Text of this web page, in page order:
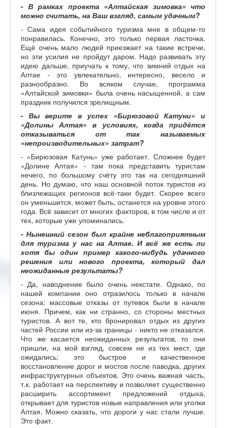
- В рамках проекта «Алтайская зимовка» что
можно считать, на Ваш взгляд, самым удачным?
- Сама идея событийного туризма мне в общем-то
понравилась. Конечно, это только первая ласточка.
Ещё очень мало людей приезжает на такие встречи,
но эти усилия не пройдут даром. Надо развивать эту
идею дальше, приучать к тому, что зимний отдых на
Алтае - это увлекательно, интересно, весело и
разнообразно. Во всяком случае, программа
«Алтайской зимовки» была очень насыщенной, а сам
праздник получился зрелищным.
- Вы верите в успех «Бирюзовой Катуни» и
«Долины Алтая» в условиях, когда придётся
отказываться от так называемых
«непроизводительных» затрат?
- «Бирюзовая Катунь» уже работает. Сложнее будет
«Долине Алтая» - там пока представить туристам
нечего, по большому счёту это так на сегодняшний
день. Но думаю, что наш основной поток туристов из
близлежащих регионов всё-таки будет. Скорее всего
он уменьшится, может быть, останется на уровне этого
года. Всё зависит от многих факторов, в том числе и от
тех, которые уже упоминались.
- Нынешний сезон был крайне неблагоприятным
для туризма у нас на Алтае. И всё же есть ли
хотя бы один пример какого-нибудь удачного
решения или нового проекта, который дал
неожиданные результаты?
- Да, наводнение было очень некстати. Однако, по
нашей компании оно отразилось только в начале
сезона: массовые отказы от путевок были в начале
июня. Причем, как ни странно, со стороны местных
туристов. А вот те, кто бронировал отдых из других
частей России или из-за границы - никто не отказался.
Что же касается неожиданных результатов, то они
пришли, на мой взгляд, совсем не из тех мест, где
ожидались: это быстрое и качественное
восстановление дорог и мостов после паводка, других
инфраструктурных объектов. Это очень важная часть,
т.к. работает на перспективу и позволяет существенно
расширить ассортимент предложений отдыха,
открывает для туристов новые направления или уголки
Алтая. Можно сказать, что дороги у нас стали лучше.
Это факт.